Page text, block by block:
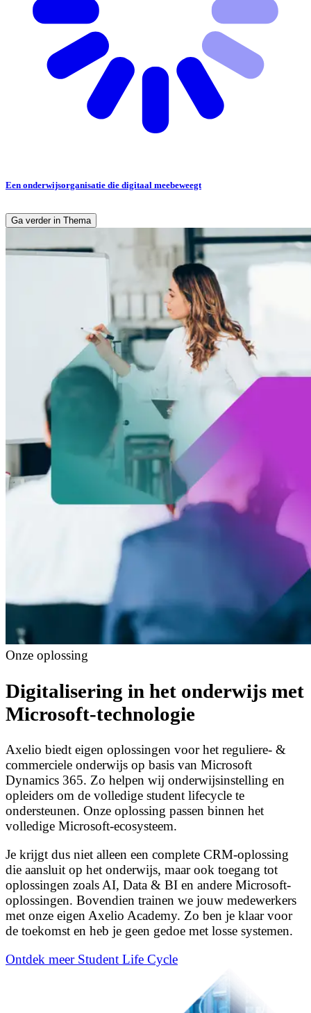
Een onderwijsorganisatie die digitaal meebeweegt
Ga verder in Thema
Onze oplossing
Digitalisering in het onderwijs met
Microsoft-technologie
Axelio biedt eigen oplossingen voor het reguliere- &
commerciele onderwijs op basis van Microsoft
Dynamics 365. Zo helpen wij onderwijsinstelling en
opleiders om de volledige student lifecycle te
ondersteunen. Onze oplossing passen binnen het
volledige Microsoft-ecosysteem.
Je krijgt dus niet alleen een complete CRM-oplossing
die aansluit op het onderwijs, maar ook toegang tot
oplossingen zoals AI, Data & BI en andere Microsoft-
oplossingen. Bovendien trainen we jouw medewerkers
met onze eigen Axelio Academy. Zo ben je klaar voor
de toekomst en heb je geen gedoe met losse systemen.
Ontdek meer Student Life Cycle